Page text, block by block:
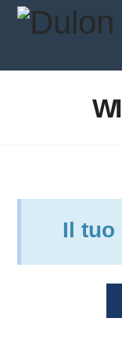
Il tuo